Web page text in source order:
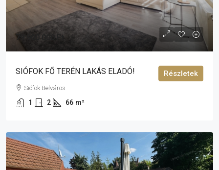
79 900 000 Ft
SIÓFOK FŐ TERÉN LAKÁS ELADÓ!
Siófok Belváros
1 2 66 m²
Részletek